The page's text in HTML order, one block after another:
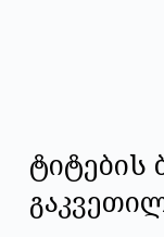
ტიტების